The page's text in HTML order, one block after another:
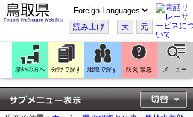
こ
の
ペ
ー
ジ
翻
訳
す
る
読み上げ 大 元
県外の方へ 分野で探す 組織で探す 防災 緊急 メニュー